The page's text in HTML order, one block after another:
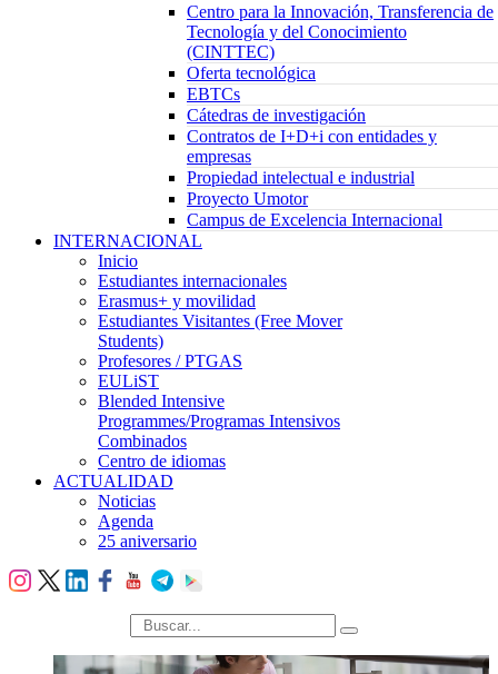
Centro para la Innovación, Transferencia de
Tecnología y del Conocimiento
(CINTTEC)
Oferta tecnológica
EBTCs
Cátedras de investigación
Contratos de I+D+i con entidades y
empresas
Propiedad intelectual e industrial
Proyecto Umotor
Campus de Excelencia Internacional
INTERNACIONAL
Inicio
Estudiantes internacionales
Erasmus+ y movilidad
Estudiantes Visitantes (Free Mover
Students)
Profesores / PTGAS
EULiST
Blended Intensive
Programmes/Programas Intensivos
Combinados
Centro de idiomas
ACTUALIDAD
Noticias
Agenda
25 aniversario
búsqueda